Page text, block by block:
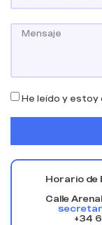
He leído y estoy
Horario de
Calle
+34